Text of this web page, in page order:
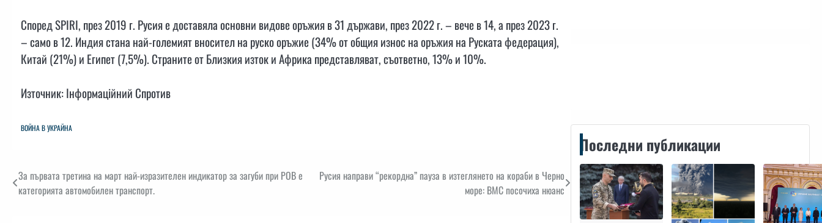
Според SPIRI, през 2019 г. Русия е доставяла основни видове оръжия в 31 държави, през 2022 г. – вече в 14, а през 2023 г.
– само в 12. Индия стана най-големият вносител на руско оръжие (34% от общия износ на оръжия на Руската федерация),
Китай (21%) и Египет (7,5%). Страните от Близкия изток и Африка представляват, съответно, 13% и 10%.
Източник: Інформаційний Спротив
ВОЙНА В УКРАЙНА
Навигация
За първата третина на март най-изразителен индикатор за загуби при РОВ е
категорията автомобилен транспорт.
Русия направи “рекордна” пауза в изтеглянето на кораби в Черно
море: ВМС посочиха нюанс
Последни публикации